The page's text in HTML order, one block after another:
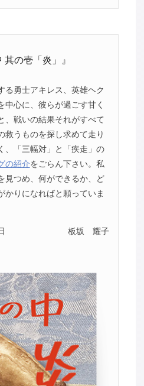
其の壱「炎」』
る勇士アキレス、英雄ヘク
中心に、彼らが過ごす甘く
、戦いの結果それがすべて
救うものを探し求めて走り
、「三幅対」と「疾走」の
の紹介をごらん下さい。私
見つめ、何ができるか、ど
かりになればと願っていま
板坂 耀子